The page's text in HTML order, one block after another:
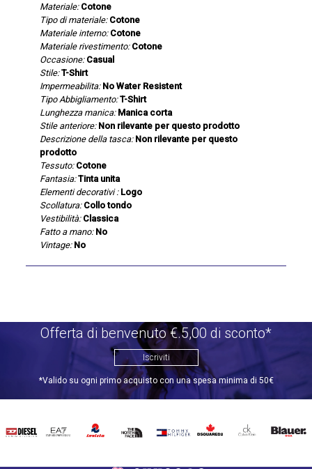
Materiale: Cotone
Tipo di materiale: Cotone
Materiale interno: Cotone
Materiale rivestimento: Cotone
Occasione: Casual
Stile: T-Shirt
Impermeabilita: No Water Resistent
Tipo Abbigliamento: T-Shirt
Lunghezza manica: Manica corta
Stile anteriore: Non rilevante per questo prodotto
Descrizione della tasca: Non rilevante per questo
prodotto
Tessuto: Cotone
Fantasia: Tinta unita
Elementi decorativi : Logo
Scollatura: Collo tondo
Vestibilità: Classica
Fatto a mano: No
Vintage: No
Offerta di benvenuto €.5,00 di sconto*
Iscriviti
*Valido su ogni primo acquisto con una spesa minima di 50€
DIESEL EA7 INVICTATHE
TOMMY
DSQUARED2
CALVIN BLAUER